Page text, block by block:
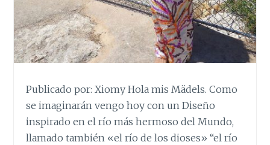
Publicado por: Xiomy Hola mis Mädels. Como
se imaginarán vengo hoy con un Diseño
inspirado en el río más hermoso del Mundo,
llamado también «el río de los dioses» “el río